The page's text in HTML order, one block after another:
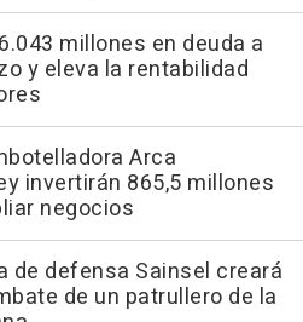
millones en deuda a
y eleva la rentabilidad
Arca
invertirán 865,5 millones
negocios
de defensa Sainsel creará
de un patrullero de la